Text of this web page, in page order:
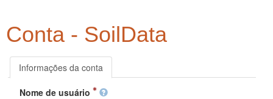
Conta - SoilData
Informações da conta
Nome de usuário